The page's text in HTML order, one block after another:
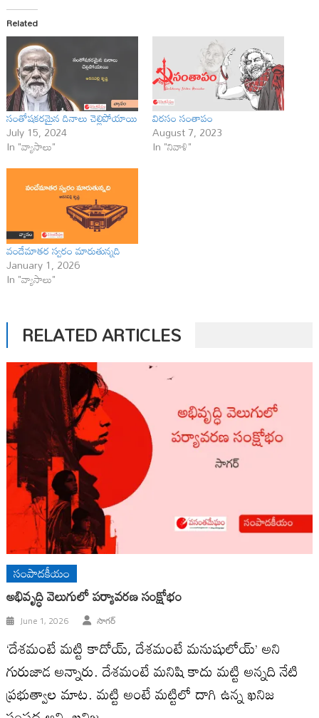
Related
సంతోషకరమైన దినాలు చెల్లిపోయాయి
July 15, 2024
In "వ్యాసాలు"
విరసం సంతాపం
August 7, 2023
In "నివాళి"
వందేమాతర స్వరం మారుతున్నది
January 1, 2026
In "వ్యాసాలు"
RELATED ARTICLES
సంపాదకీయం
అభివృద్ధి వెలుగులో పర్యావరణ సంక్షోభం
June 1, 2026 సాగర్
‘దేశమంటే మట్టి కాదోయ్, దేశమంటే మనుషులోయ్’ అని
గురుజాడ అన్నారు. దేశమంటే మనిషి కాదు మట్టి అన్నది నేటి
ప్రభుత్వాల మాట. మట్టి అంటే మట్టిలో దాగి ఉన్న ఖనిజ